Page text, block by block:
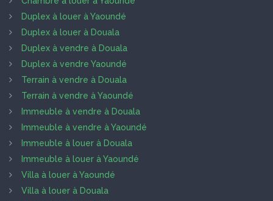
Duplex à louer à Yaoundé
Duplex à louer à Douala
Duplex à vendre à Douala
Duplex à vendre Yaoundé
Terrain à vendre à Douala
Terrain à vendre à Yaoundé
Immeuble à vendre à Douala
Immeuble à vendre à Yaoundé
Immeuble à louer à Douala
Immeuble à louer à Yaoundé
Villa à louer à Yaoundé
Villa à louer à Douala